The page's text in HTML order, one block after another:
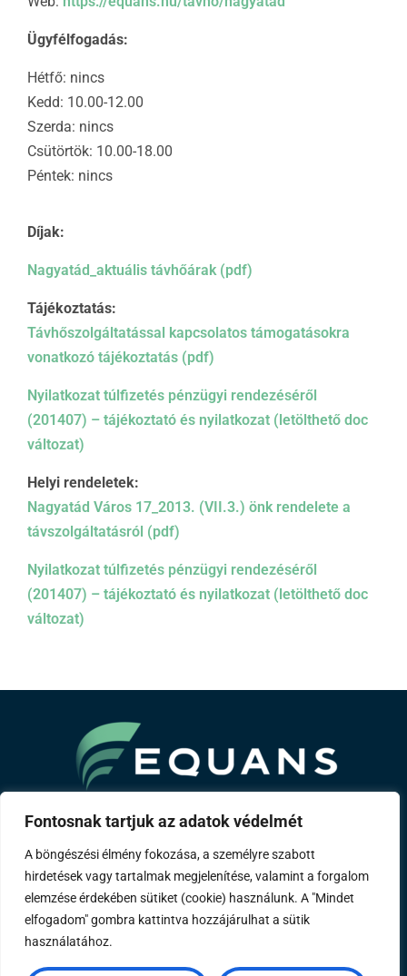
Fontosnak tartjuk az adatok védelmét
A böngészési élmény fokozása, a személyre szabott
hirdetések vagy tartalmak megjelenítése, valamint a forgalom
elemzése érdekében sütiket (cookie) használunk. A "Mindet
elfogadom" gombra kattintva hozzájárulhat a sütik
használatához.
Ügyfélfogadás:
Hétfő: nincs
Kedd: 10.00-12.00
Szerda: nincs
Csütörtök: 10.00-18.00
Péntek: nincs
Díjak:
Nagyatád_aktuális távhőárak (pdf)
Tájékoztatás:
Távhőszolgáltatással kapcsolatos támogatásokra
vonatkozó tájékoztatás (pdf)
Nyilatkozat túlfizetés pénzügyi rendezéséről
(201407) – tájékoztató és nyilatkozat (letölthető doc
változat)
Helyi rendeletek:
Nagyatád Város 17_2013. (VII.3.) önk rendelete a
távszolgáltatásról (pdf)
Nyilatkozat túlfizetés pénzügyi rendezéséről
(201407) – tájékoztató és nyilatkozat (letölthető doc
változat)
A Bouygues csoport tagja
Rólunk Szakterületeink Referenciáink
Távhő
KarrierKapcsolatImpresszum
Mérőóraállás rögzítése